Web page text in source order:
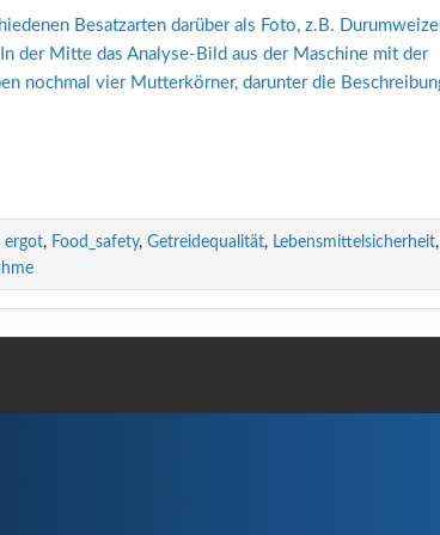
ergot, Food_safety, Getreidequalität, Lebensmittelsicherheit,